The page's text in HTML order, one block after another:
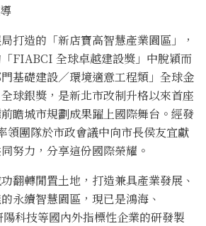
打造的「新店寶高智慧產業園區」，
FIABCI 全球卓越建設獎」中脫穎而
基礎建設／環境適意工程類」全球金
球銀獎，是新北市改制升格以來首座
瞻城市規劃成果躍上國際舞台。經發
領團隊於市政會議中向市長侯友宜獻
努力，分享這份國際榮耀。
翻轉閒置土地，打造兼具產業發展、
永續智慧園區，現已是鴻海、
科技等國內外指標性企業的研發製